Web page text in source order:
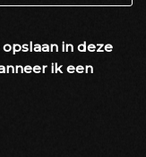
in deze
ik een